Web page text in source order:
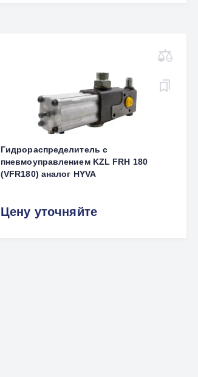
Гидрораспределитель с
пневмоуправлением KZL FRH 180
(VFR180) аналог HYVA
Цену уточняйте